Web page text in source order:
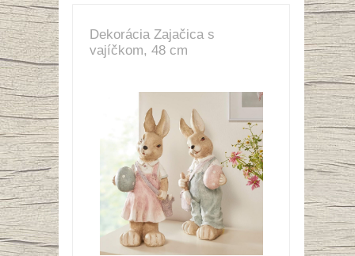
Dekorácia Zajačica s
vajíčkom, 48 cm